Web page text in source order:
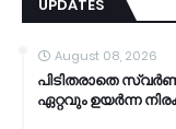
UPDATES
August 08, 2026
പിടിതരാതെ
ഏറ്റവും ഉയർന്ന